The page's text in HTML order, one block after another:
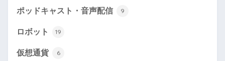
ポッドキャスト・音声配信 9
ロボット 19
仮想通貨 6